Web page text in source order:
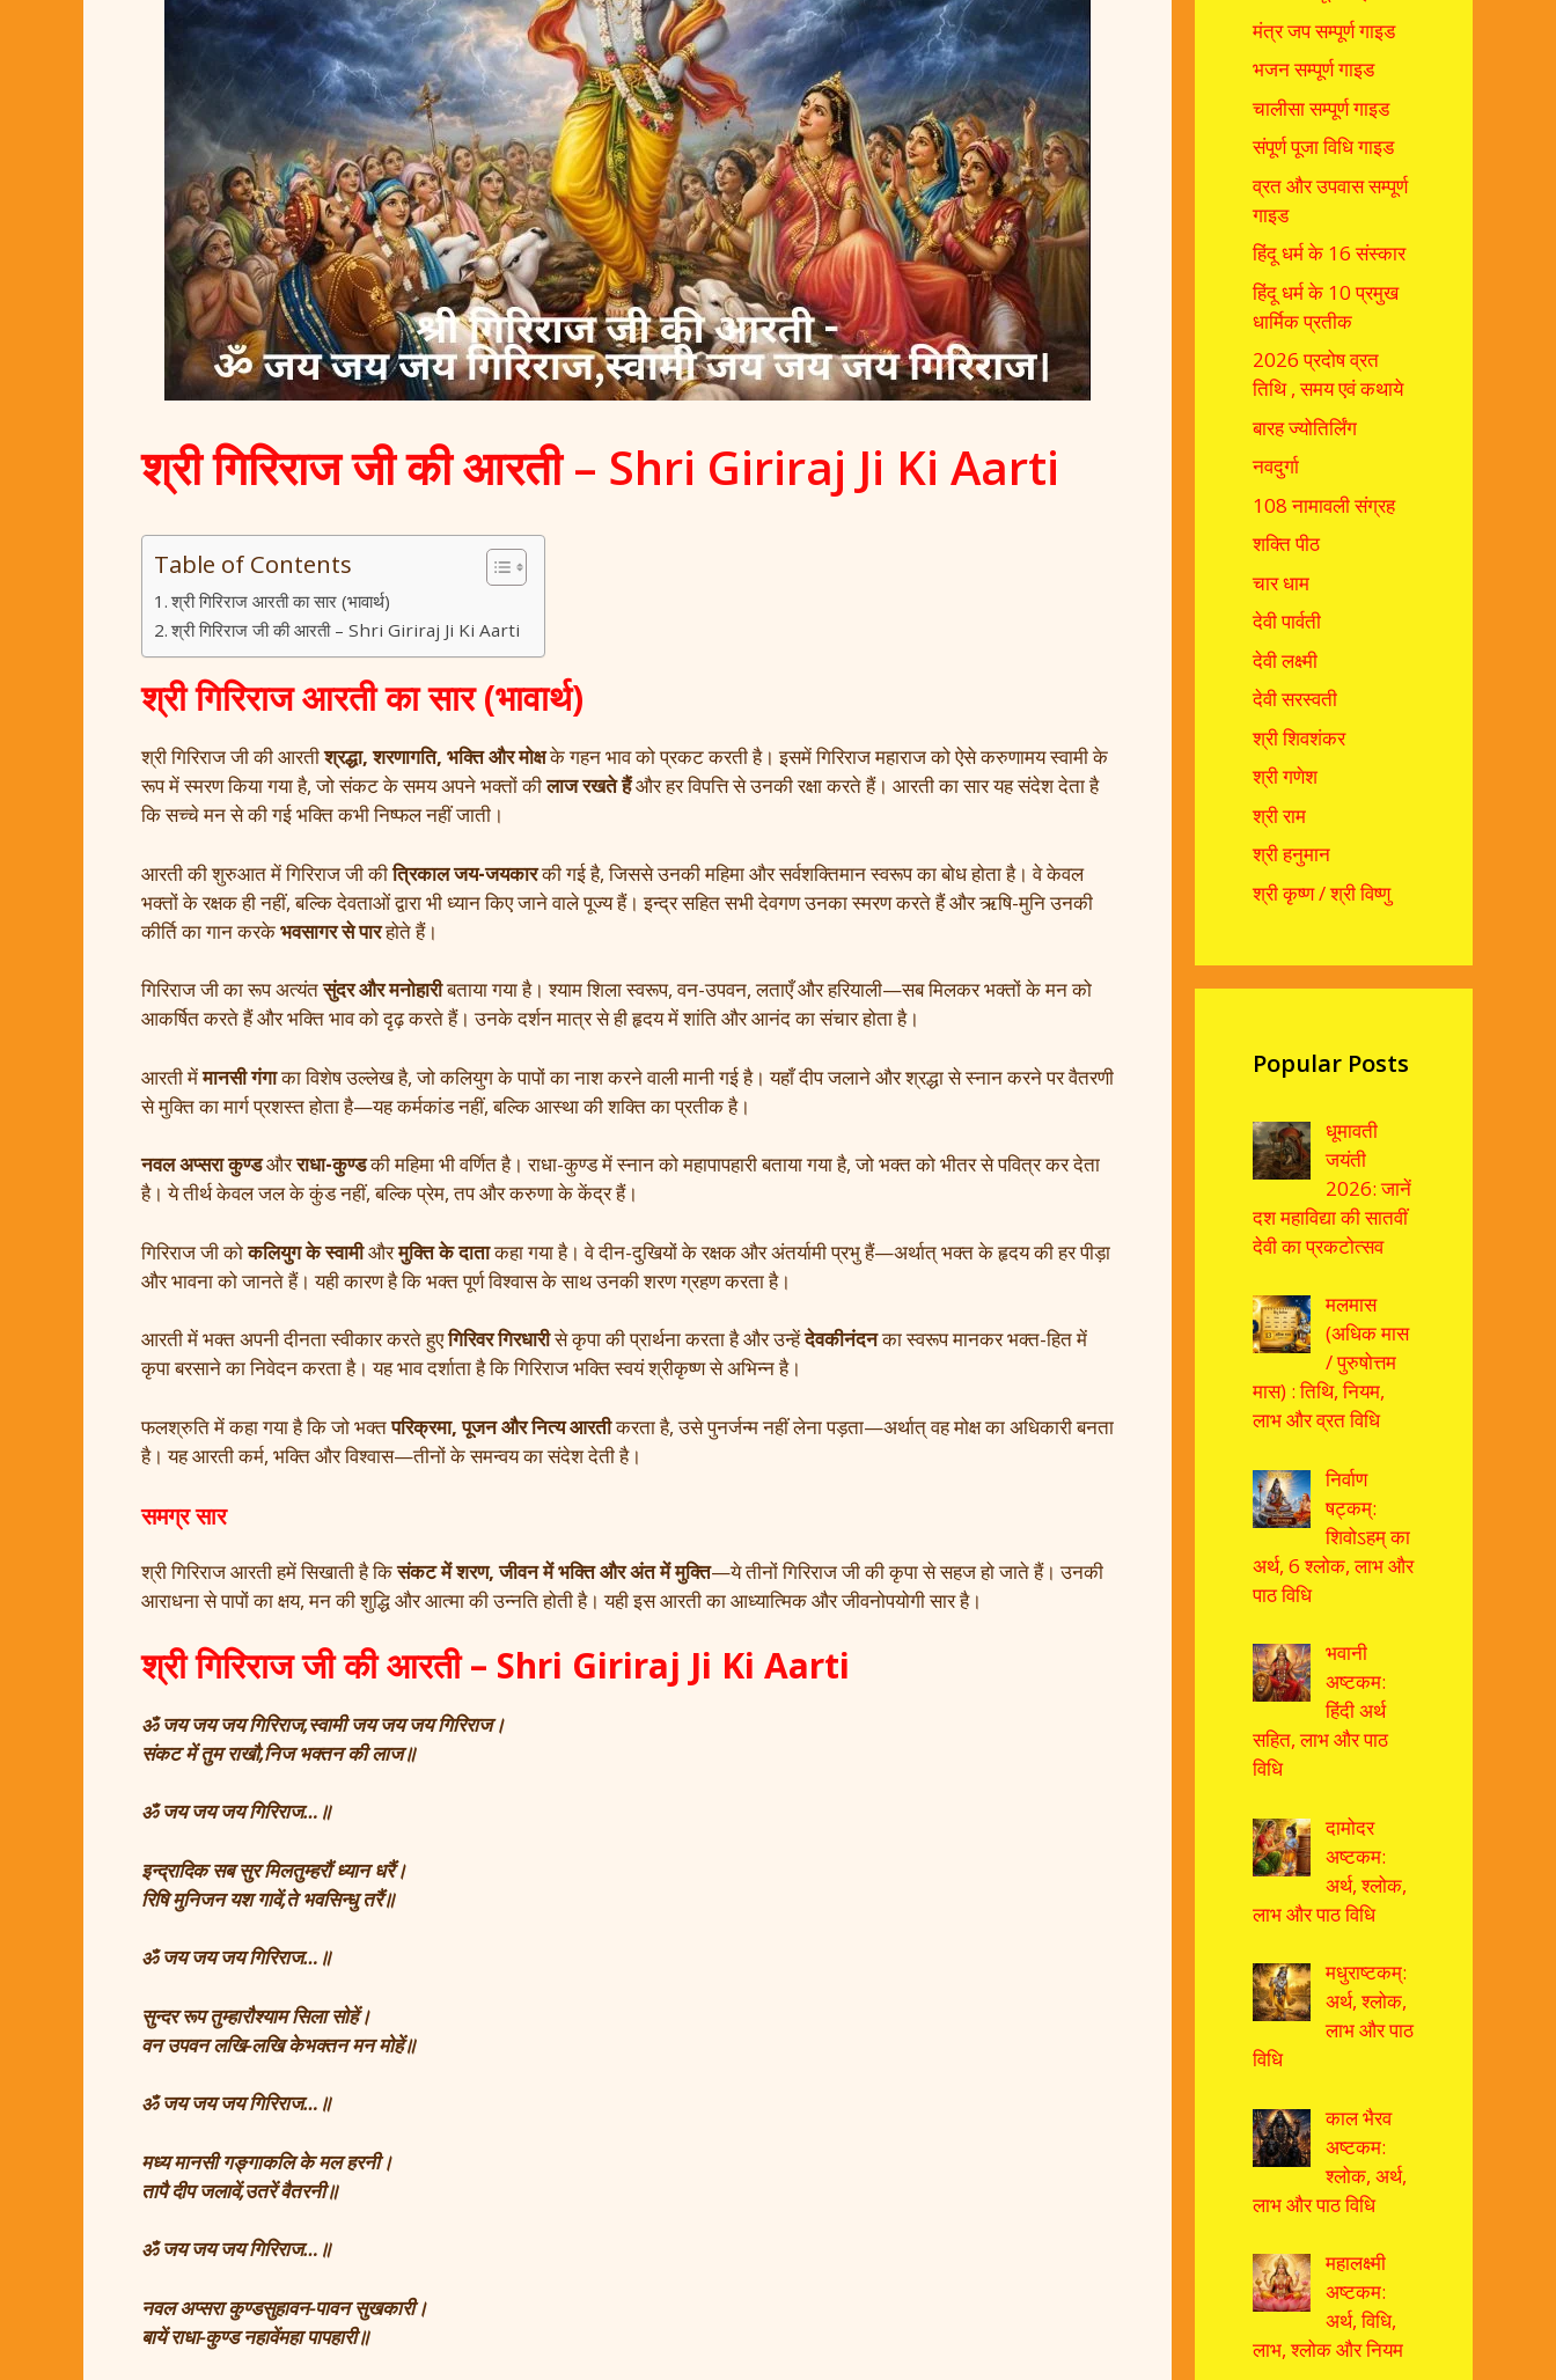
श्री गिरिराज जी की आरती – Shri Giriraj Ji Ki Aarti
Table of Contents
श्री गिरिराज आरती का सार (भावार्थ)
श्री गिरिराज जी की आरती – Shri Giriraj Ji Ki Aarti
श्री गिरिराज आरती का सार (भावार्थ)
श्री गिरिराज जी की आरतीश्रद्धा, शरणागति, भक्ति और मोक्षके गहन भाव को प्रकट करती है। इसमें गिरिराज महाराज को ऐसे करुणामय स्वामी के
रूप में स्मरण किया गया है, जो संकट के समय अपने भक्तों कीलाज रखते हैंऔर हर विपत्ति से उनकी रक्षा करते हैं। आरती का सार यह संदेश देता है
कि सच्चे मन से की गई भक्ति कभी निष्फल नहीं जाती।
आरती की शुरुआत में गिरिराज जी कीत्रिकाल जय-जयकारकी गई है, जिससे उनकी महिमा और सर्वशक्तिमान स्वरूप का बोध होता है। वे केवल
भक्तों के रक्षक ही नहीं, बल्कि देवताओं द्वारा भी ध्यान किए जाने वाले पूज्य हैं। इन्द्र सहित सभी देवगण उनका स्मरण करते हैं और ऋषि-मुनि उनकी
कीर्ति का गान करकेभवसागर से पारहोते हैं।
गिरिराज जी का रूप अत्यंतसुंदर और मनोहारीबताया गया है। श्याम शिला स्वरूप, वन-उपवन, लताएँ और हरियाली—सब मिलकर भक्तों के मन को
आकर्षित करते हैं और भक्ति भाव को दृढ़ करते हैं। उनके दर्शन मात्र से ही हृदय में शांति और आनंद का संचार होता है।
आरती मेंमानसी गंगाका विशेष उल्लेख है, जो कलियुग के पापों का नाश करने वाली मानी गई है। यहाँ दीप जलाने और श्रद्धा से स्नान करने पर वैतरणी
से मुक्ति का मार्ग प्रशस्त होता है—यह कर्मकांड नहीं, बल्कि आस्था की शक्ति का प्रतीक है।
नवल अप्सरा कुण्डऔरराधा-कुण्डकी महिमा भी वर्णित है। राधा-कुण्ड में स्नान को महापापहारी बताया गया है, जो भक्त को भीतर से पवित्र कर देता
है। ये तीर्थ केवल जल के कुंड नहीं, बल्कि प्रेम, तप और करुणा के केंद्र हैं।
गिरिराज जी कोकलियुग के स्वामीऔरमुक्ति के दाताकहा गया है। वे दीन-दुखियों के रक्षक और अंतर्यामी प्रभु हैं—अर्थात् भक्त के हृदय की हर पीड़ा
और भावना को जानते हैं। यही कारण है कि भक्त पूर्ण विश्वास के साथ उनकी शरण ग्रहण करता है।
आरती में भक्त अपनी दीनता स्वीकार करते हुएगिरिवर गिरधारीसे कृपा की प्रार्थना करता है और उन्हेंदेवकीनंदनका स्वरूप मानकर भक्त-हित में
कृपा बरसाने का निवेदन करता है। यह भाव दर्शाता है कि गिरिराज भक्ति स्वयं श्रीकृष्ण से अभिन्न है।
फलश्रुति में कहा गया है कि जो भक्तपरिक्रमा, पूजन और नित्य आरतीकरता है, उसे पुनर्जन्म नहीं लेना पड़ता—अर्थात् वह मोक्ष का अधिकारी बनता
है। यह आरती कर्म, भक्ति और विश्वास—तीनों के समन्वय का संदेश देती है।
समग्र सार
श्री गिरिराज आरती हमें सिखाती है किसंकट में शरण, जीवन में भक्ति और अंत में मुक्ति—ये तीनों गिरिराज जी की कृपा से सहज हो जाते हैं। उनकी
आराधना से पापों का क्षय, मन की शुद्धि और आत्मा की उन्नति होती है। यही इस आरती का आध्यात्मिक और जीवनोपयोगी सार है।
श्री गिरिराज जी की आरती – Shri Giriraj Ji Ki Aarti
ॐ जय जय जय गिरिराज,स्वामी जय जय जय गिरिराज।
संकट में तुम राखौ,निज भक्तन की लाज॥
ॐ जय जय जय गिरिराज…॥
इन्द्रादिक सब सुर मिलतुम्हरौं ध्यान धरैं।
रिषि मुनिजन यश गावें,ते भवसिन्धु तरैं॥
ॐ जय जय जय गिरिराज…॥
सुन्दर रूप तुम्हारौश्याम सिला सोहें।
वन उपवन लखि-लखि केभक्तन मन मोहें॥
ॐ जय जय जय गिरिराज…॥
मध्य मानसी गङ्गाकलि के मल हरनी।
तापै दीप जलावें,उतरें वैतरनी॥
ॐ जय जय जय गिरिराज…॥
नवल अप्सरा कुण्डसुहावन-पावन सुखकारी।
बायें राधा-कुण्ड नहावेंमहा पापहारी॥
मंत्र जप सम्पूर्ण गाइड
भजन सम्पूर्ण गाइड
चालीसा सम्पूर्ण गाइड
संपूर्ण पूजा विधि गाइड
व्रत और उपवास सम्पूर्ण
गाइड
हिंदू धर्म के 16 संस्कार
हिंदू धर्म के 10 प्रमुख
धार्मिक प्रतीक
2026 प्रदोष व्रत
तिथि , समय एवं कथाये
बारह ज्योतिर्लिंग
नवदुर्गा
108 नामावली संग्रह
शक्ति पीठ
चार धाम
देवी पार्वती
देवी लक्ष्मी
देवी सरस्वती
श्री शिवशंकर
श्री गणेश
श्री राम
श्री हनुमान
श्री कृष्ण / श्री विष्णु
Popular Posts
धूमावती
जयंती
2026: जानें
दश महाविद्या की सातवीं
देवी का प्रकटोत्सव
मलमास
(अधिक मास
/ पुरुषोत्तम
मास) : तिथि, नियम,
लाभ और व्रत विधि
निर्वाण
षट्कम्:
शिवोऽहम् का
अर्थ, 6 श्लोक, लाभ और
पाठ विधि
भवानी
अष्टकम:
हिंदी अर्थ
सहित, लाभ और पाठ
विधि
दामोदर
अष्टकम:
अर्थ, श्लोक,
लाभ और पाठ विधि
मधुराष्टकम्:
अर्थ, श्लोक,
लाभ और पाठ
विधि
काल भैरव
अष्टकम:
श्लोक, अर्थ,
लाभ और पाठ विधि
महालक्ष्मी
अष्टकम:
अर्थ, विधि,
लाभ, श्लोक और नियम